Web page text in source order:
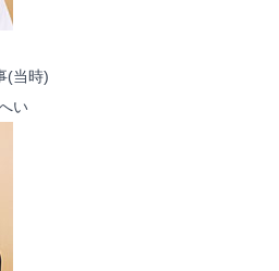
(当時)
い